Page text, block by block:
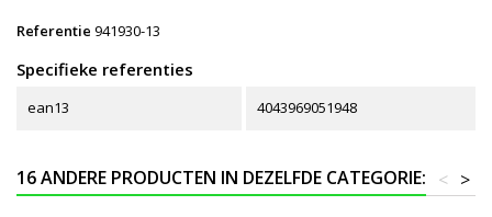
Referentie 941930-13
Specifieke referenties
ean13 4043969051948
16 ANDERE PRODUCTEN IN DEZELFDE CATEGORIE: >
<